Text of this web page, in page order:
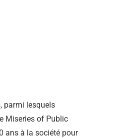
parmi lesquels
Miseries of Public
ans à la société pour